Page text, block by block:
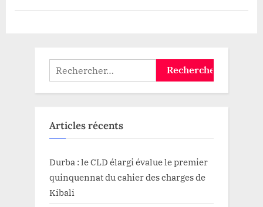
de
Didier
Kamundu
«
doute
»
instituée
par
le
militaire”
Rechercher :
Articles récents
Durba : le CLD élargi évalue le premier
quinquennat du cahier des charges de
Kibali